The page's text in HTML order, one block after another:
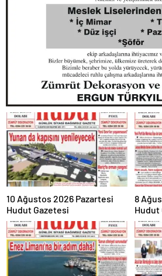
10 Ağustos 2026 Pazartesi
Hudut Gazetesi
8
Hudut